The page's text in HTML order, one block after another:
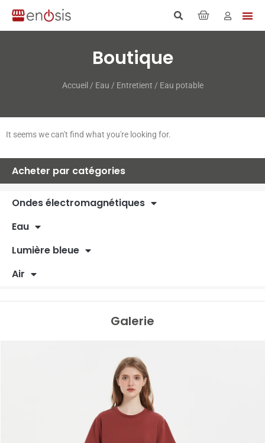
Boutique
Accueil / Eau / Entretient / Eau potable
Acheter par catégories
Ondes électromagnétiques
Eau
Lumière bleue
Air
Galerie
It seems we can't find what you're looking for.